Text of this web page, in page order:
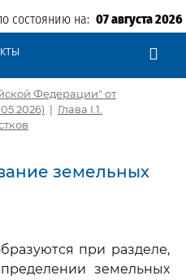
состоянию на: 07 августа 2026
Федерации" от
| Глава I.1.
земельных
при разделе,
земельных